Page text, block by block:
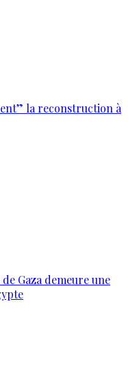
la reconstruction à
Gaza demeure une